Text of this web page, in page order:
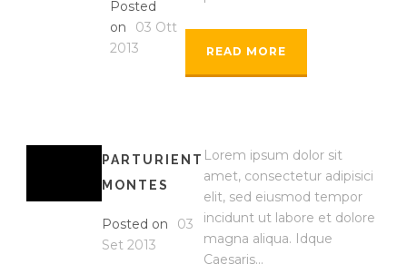
Posted
on
03 Ott
2013
READ MORE
PARTURIENT
MONTES
Posted on
03
Set 2013
Lorem ipsum dolor sit
amet, consectetur adipisici
elit, sed eiusmod tempor
incidunt ut labore et dolore
magna aliqua. Idque
Caesaris...